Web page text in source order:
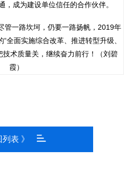
，成为建设单位信任的合作伙伴。
管一路坎坷，仍要一路扬帆，2019年
全面实施综合改革、推进转型升级、
技术质量关，继续奋力前行！（刘碧
霞）
表 》